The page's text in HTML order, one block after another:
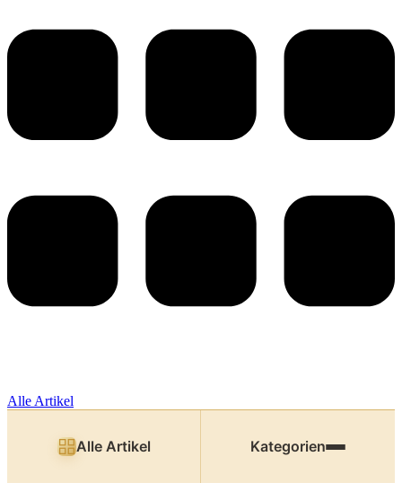
Alle Artikel
Alle Artikel Kategorien